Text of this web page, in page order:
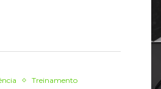
Treinamento